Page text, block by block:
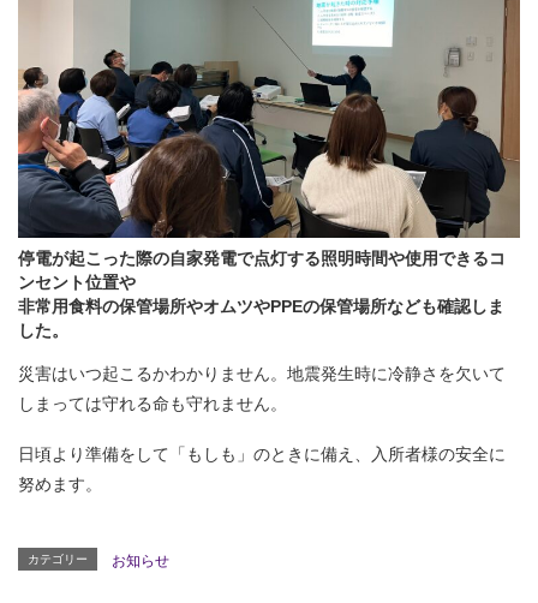
停電が起こった際の自家発電で点灯する照明時間や使用できるコ
ンセント位置や
非常用食料の保管場所やオムツやPPEの保管場所なども確認しま
した。
災害はいつ起こるかわかりません。地震発生時に冷静さを欠いて
しまっては守れる命も守れません。
日頃より準備をして「もしも」のときに備え、入所者様の安全に
努めます。
カテゴリー お知らせ